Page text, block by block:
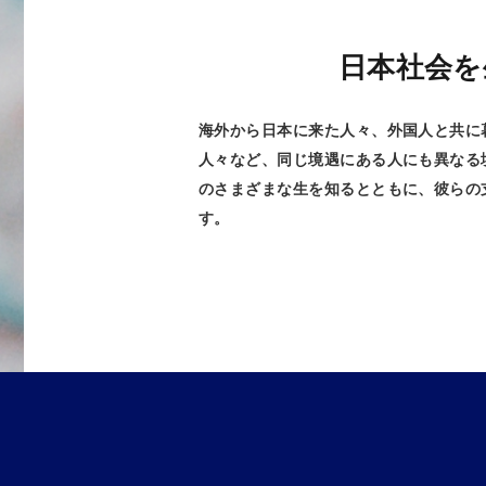
日本社会
海外から日本に来た人々、外国人と共
人々など、同じ境遇にある人にも異な
のさまざまな生を知るとともに、彼ら
す。